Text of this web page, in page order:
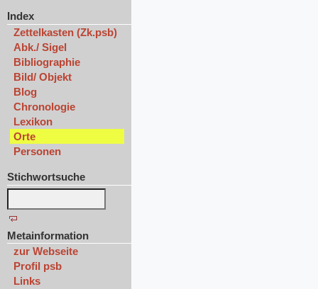
Index
Zettelkasten (Zk.psb)
Abk./ Sigel
Bibliographie
Bild/ Objekt
Blog
Chronologie
Lexikon
Orte
Personen
Stichwortsuche
Metainformation
zur Webseite
Profil psb
Links